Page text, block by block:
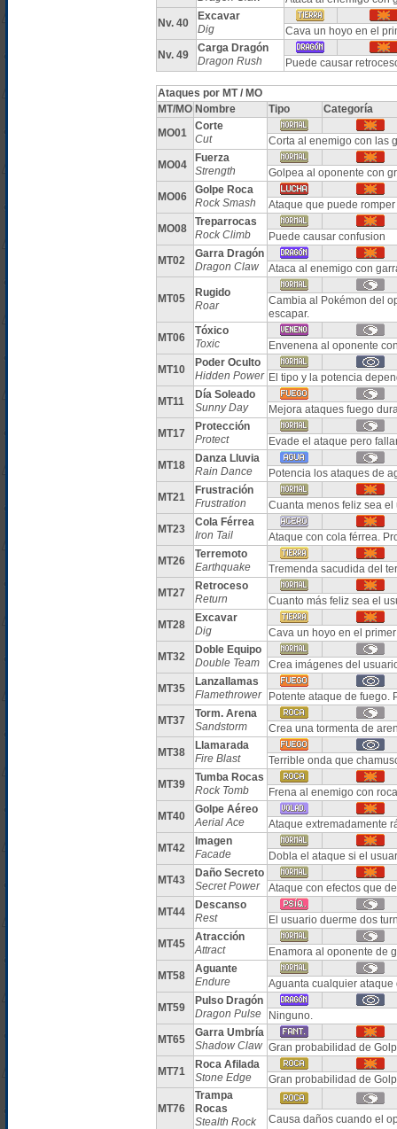
Nv. 40
Excavar
Dig
Cava un hoyo en el
Nv. 49
Carga Dragón
Dragon Rush
Puede causar
Ataques por MT / MO
MT/MO Nombre Tipo
Categoría
MO01
Corte
Cut
Corta al enemigo con las
MO04
Fuerza
Strength
Golpea al oponente con
MO06
Golpe Roca
Rock Smash
Ataque que puede
MO08
Treparrocas
Rock Climb
Puede causar confusion
MT02
Garra Dragón
Dragon Claw
Ataca al enemigo con
MT05
Rugido
Roar
Cambia al Pokémon del
escapar.
MT06
Tóxico
Toxic
Envenena al oponente
MT10
Poder Oculto
Hidden Power El tipo y la potencia
MT11
Día Soleado
Sunny Day
Mejora ataques fuego
MT17
Protección
Protect
Evade el ataque pero
MT18
Danza Lluvia
Rain Dance
Potencia los ataques de
MT21
Frustración
Frustration
Cuanta menos feliz sea
MT23
Cola Férrea
Iron Tail
Ataque con cola férrea.
MT26
Terremoto
Earthquake
Tremenda sacudida del
MT27
Retroceso
Return
Cuanto más feliz sea el
MT28
Excavar
Dig
Cava un hoyo en el
MT32
Doble Equipo
Double Team
Crea imágenes del
MT35
Lanzallamas
Flamethrower
Potente ataque de fuego.
MT37
Torm. Arena
Sandstorm
Crea una tormenta de
MT38
Llamarada
Fire Blast
Terrible onda que
MT39
Tumba Rocas
Rock Tomb
Frena al enemigo con
MT40
Golpe Aéreo
Aerial Ace
Ataque extremadamente
MT42
Imagen
Facade
Dobla el ataque si el
MT43
Daño Secreto
Secret Power
Ataque con efectos que
MT44
Descanso
Rest
El usuario duerme dos
MT45
Atracción
Attract
Enamora al oponente de
MT58
Aguante
Endure
Aguanta cualquier
MT59
Pulso Dragón
Dragon Pulse
Ninguno.
MT65
Garra Umbría
Shadow Claw Gran probabilidad de
MT71
Roca Afilada
Stone Edge
Gran probabilidad de
MT76
Trampa
Rocas
Stealth Rock
Causa daños cuando el